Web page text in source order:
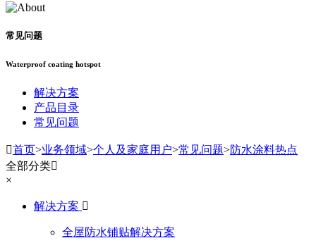
常见问题
Waterproof coating hotspot
解决方案
产品目录
常见问题
首页>业务领域>个人及家庭用户>常见问题>防水涂料热点
全部分类
×
解决方案 
全屋防水铺贴解决方案